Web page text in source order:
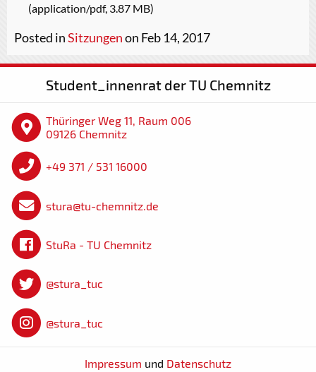
(application/pdf, 3.87 MB)
Posted inSitzungenon Feb 14, 2017
Student_innenrat der TU Chemnitz
Thüringer Weg 11, Raum 006
09126 Chemnitz
+49 371 / 531 16000
stura@tu-chemnitz.de
StuRa - TU Chemnitz
@stura_tuc
@stura_tuc
Impressum und Datenschutz